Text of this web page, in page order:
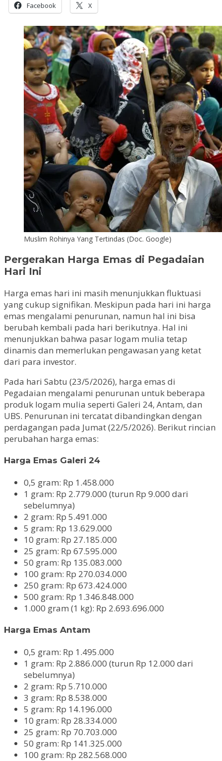
Facebook X
Muslim Rohinya Yang Tertindas (Doc. Google)
Pergerakan Harga Emas di Pegadaian
Hari Ini
Harga emas hari ini masih menunjukkan fluktuasi
yang cukup signifikan. Meskipun pada hari ini harga
emas mengalami penurunan, namun hal ini bisa
berubah kembali pada hari berikutnya. Hal ini
menunjukkan bahwa pasar logam mulia tetap
dinamis dan memerlukan pengawasan yang ketat
dari para investor.
Pada hari Sabtu (23/5/2026), harga emas di
Pegadaian mengalami penurunan untuk beberapa
produk logam mulia seperti Galeri 24, Antam, dan
UBS. Penurunan ini tercatat dibandingkan dengan
perdagangan pada Jumat (22/5/2026). Berikut rincian
perubahan harga emas:
Harga Emas Galeri 24
0,5 gram: Rp 1.458.000
1 gram: Rp 2.779.000 (turun Rp 9.000 dari
sebelumnya)
2 gram: Rp 5.491.000
5 gram: Rp 13.629.000
10 gram: Rp 27.185.000
25 gram: Rp 67.595.000
50 gram: Rp 135.083.000
100 gram: Rp 270.034.000
250 gram: Rp 673.424.000
500 gram: Rp 1.346.848.000
1.000 gram (1 kg): Rp 2.693.696.000
Harga Emas Antam
0,5 gram: Rp 1.495.000
1 gram: Rp 2.886.000 (turun Rp 12.000 dari
sebelumnya)
2 gram: Rp 5.710.000
3 gram: Rp 8.538.000
5 gram: Rp 14.196.000
10 gram: Rp 28.334.000
25 gram: Rp 70.703.000
50 gram: Rp 141.325.000
100 gram: Rp 282.568.000